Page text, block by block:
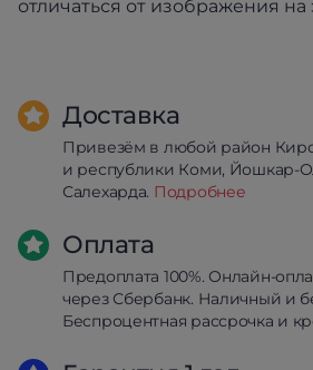
отличаться от изображения на
Доставка
Привезём в любой район
и республики Коми, Йошкар-
Салехарда. Подробнее
Оплата
Предоплата 100%. Онлайн-
через Сбербанк. Наличный и
Беспроцентная рассрочка и